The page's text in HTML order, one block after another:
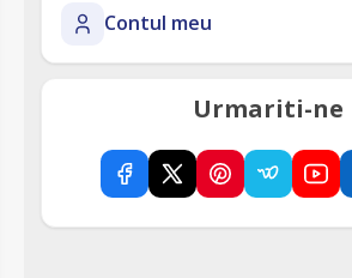
Contul meu
Urmariti-ne